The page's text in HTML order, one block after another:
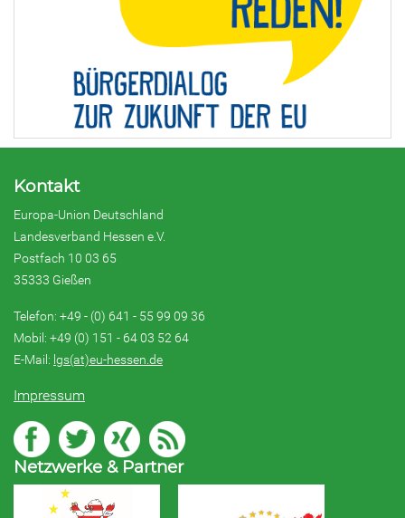
Kontakt
Europa-Union Deutschland
Landesverband Hessen e.V.
Postfach 10 03 65
35333 Gießen
Telefon: +49 - (0) 641 - 55 99 09 36
Mobil: +49 (0) 151 - 64 03 52 64
E-Mail: lgs(at)eu-hessen.de
Impressum
Netzwerke & Partner